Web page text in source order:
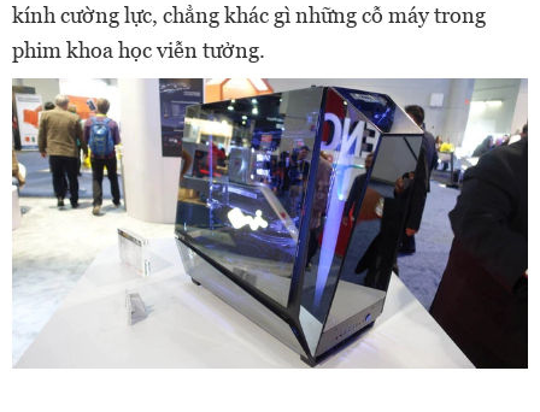
kính cường lực, chẳng khác gì những cỗ máy trong
phim khoa học viễn tưởng.